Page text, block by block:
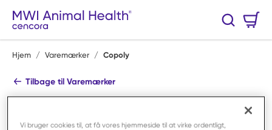
Spring til hovedindhold
Søg
Hjem / Varemærker / Copoly
Tilbage til Varemærker
Butik alle produkter
Vi bruger cookies til, at få vores hjemmeside til at virke ordentligt,